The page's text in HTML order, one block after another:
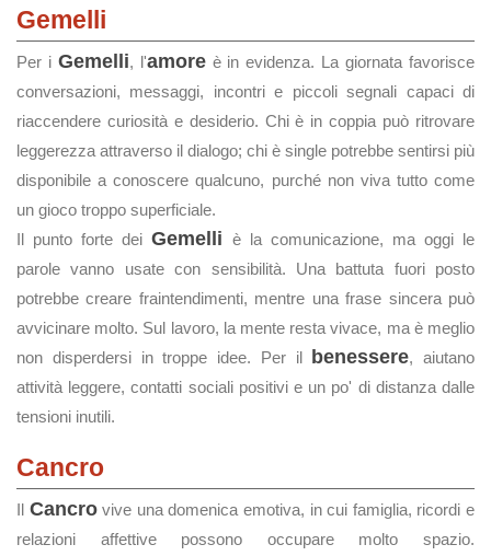
Gemelli
Per i Gemelli, l'amoreè in evidenza. La giornata favorisce
conversazioni, messaggi, incontri e piccoli segnali capaci di
riaccendere curiosità e desiderio. Chi è in coppia può ritrovare
leggerezza attraverso il dialogo; chi è single potrebbe sentirsi più
disponibile a conoscere qualcuno, purché non viva tutto come
un gioco troppo superficiale.
Il punto forte deiGemelli è la comunicazione, ma oggi le
parole vanno usate con sensibilità. Una battuta fuori posto
potrebbe creare fraintendimenti, mentre una frase sincera può
avvicinare molto. Sul lavoro, la mente resta vivace, ma è meglio
non disperdersi in troppe idee. Per il
benessere, aiutano
attività leggere, contatti sociali positivi e un po' di distanza dalle
tensioni inutili.
Cancro
Il Cancrovive una domenica emotiva, in cui famiglia, ricordi e
relazioni affettive possono occupare molto spazio.